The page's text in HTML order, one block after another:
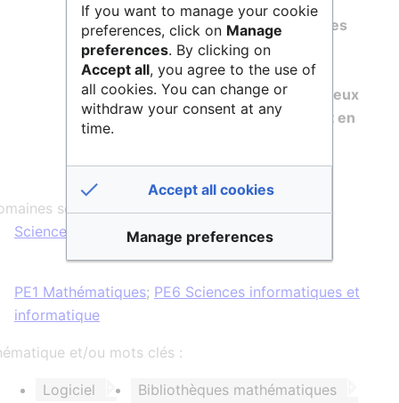
Elle combine des routinesC++ efficaces
avec un moteur de différenciation
automatiqueet peut être insérée de
manière transparente dans de nombreux
logiciels existants codés en Python et en
scientifiques :
Sciences & Technologies
PE1 Mathématiques; PE6 Sciences informatiques et
informatique
et/ou mots clés :
Logiciel Bibliothèques mathématiques
If you want to manage your cookie
preferences, click on Manage
preferences. By clicking on
Accept all, you agree to the use of
all cookies. You can change or
withdraw your consent at any
time.
Accept all cookies
Manage preferences